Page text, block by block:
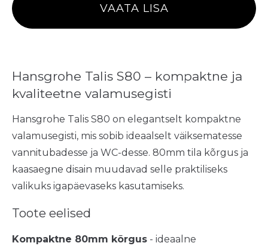
VAATA LISA
Hansgrohe Talis S80 – kompaktne ja
kvaliteetne valamusegisti
Hansgrohe Talis S80 on elegantselt kompaktne
valamusegisti, mis sobib ideaalselt väiksematesse
vannitubadesse ja WC-desse. 80mm tila kõrgus ja
kaasaegne disain muudavad selle praktiliseks
valikuks igapäevaseks kasutamiseks.
Toote eelised
Kompaktne 80mm kõrgus - ideaalne